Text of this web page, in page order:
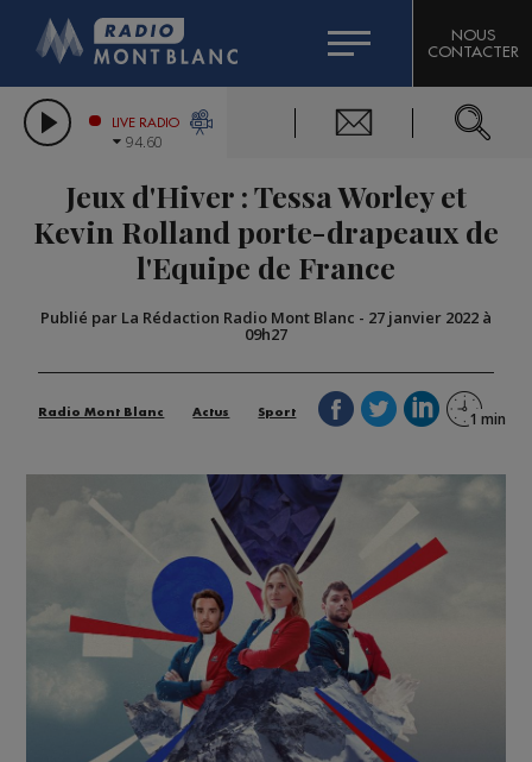
LES CHRONIQUES DE L'EXPERT
CITIZEN MACHINERY
GRAND MASSIF DOMAINES SKIABLES
BIGARD
COMPAGNIE DU MONT-BLANC
NOUS
CONTACTER
LIVE RADIO
94.60
Jeux d'Hiver : Tessa Worley et
Kevin Rolland porte-drapeaux de
l'Equipe de France
Publié par La Rédaction Radio Mont Blanc - 27 janvier 2022 à
09h27
Radio Mont Blanc Actus Sport